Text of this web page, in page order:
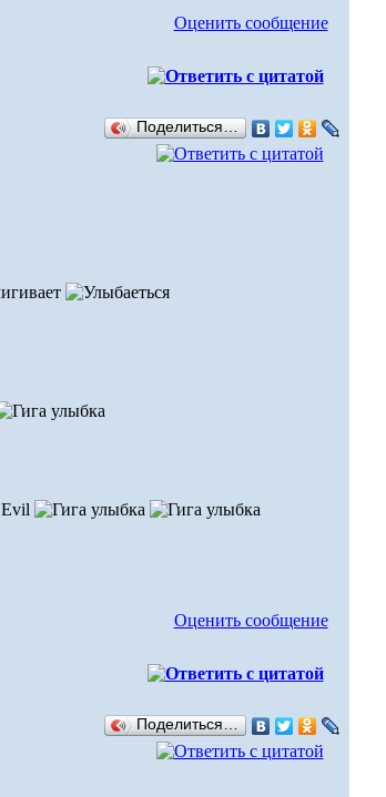
Оценить сообщение
Поделиться…
Оценить сообщение
Поделиться…